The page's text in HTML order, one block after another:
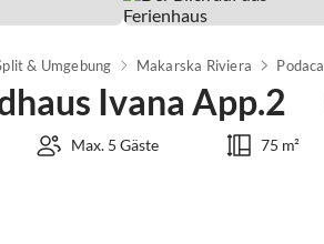
& Umgebung Makarska Riviera Podaca
Ivana App.2
Max. 5 Gäste 75 m²